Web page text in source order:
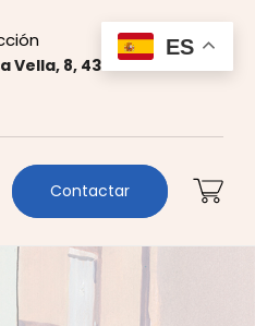
Vella, 8, 43700 El Vendrell
Contactar
ES